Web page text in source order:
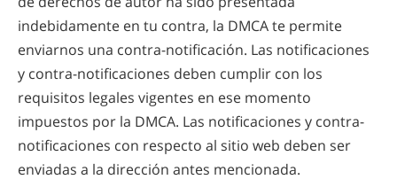
indebidamente en tu contra, la DMCA te permite
enviarnos una contra-notificación. Las notificaciones
y contra-notificaciones deben cumplir con los
requisitos legales vigentes en ese momento
impuestos por la DMCA. Las notificaciones y contra-
notificaciones con respecto al sitio web deben ser
enviadas a la dirección antes mencionada.